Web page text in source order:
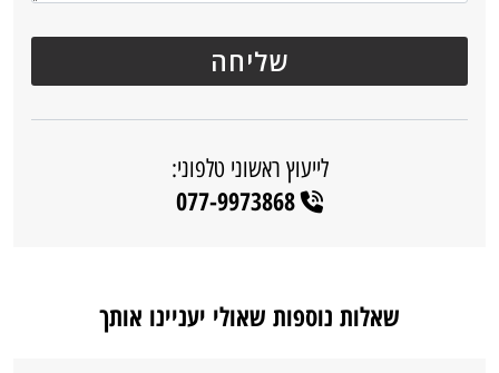
לייעוץ ראשוני טלפוני:
077-9973868
שאלות נוספות שאולי יעניינו אותך